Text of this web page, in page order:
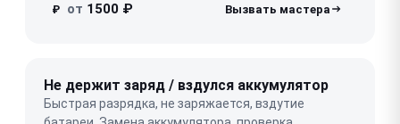
₽ от 1500 ₽
Не держит заряд / вздулся аккумулятор
Быстрая разрядка, не заряжается, вздутие